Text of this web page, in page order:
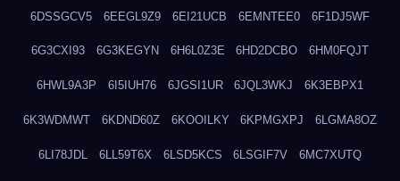
6DSSGCV5 6EEGL9Z9 6EI21UCB 6EMNTEE0 6F1DJ5WF
6G3CXI93 6G3KEGYN 6H6L0Z3E 6HD2DCBO 6HM0FQJT
6HWL9A3P 6I5IUH76 6JGSI1UR 6JQL3WKJ 6K3EBPX1
6K3WDMWT 6KDND60Z 6KOOILKY 6KPMGXPJ 6LGMA8OZ
6LI78JDL 6LL59T6X 6LSD5KCS 6LSGIF7V 6MC7XUTQ